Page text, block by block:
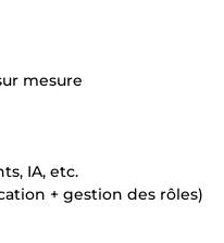
mesure
IA, etc.
+ gestion des rôles)